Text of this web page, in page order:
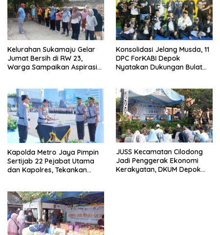
Kelurahan Sukamaju Gelar
Jumat Bersih di RW 23,
Warga Sampaikan Aspirasi
Konsolidasi Jelang Musda, 11
DPC ForKABI Depok
Nyatakan Dukungan Bulat
Kapolda Metro Jaya Pimpin
Sertijab 22 Pejabat Utama
dan Kapolres, Tekankan
JUSS Kecamatan Cilodong
Jadi Penggerak Ekonomi
Kerakyatan, DKUM Depok